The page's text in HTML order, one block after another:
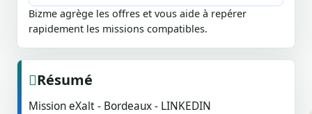
Bizme agrège les offres et vous aide à repérer
rapidement les missions compatibles.
Résumé
Mission eXalt - Bordeaux - LINKEDIN